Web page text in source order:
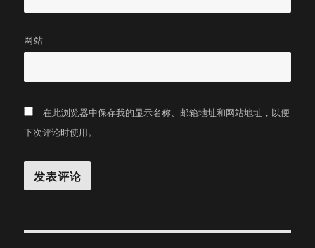
网站
在此浏览器中保存我的显示名称、邮箱地址和网站地址，以便
下次评论时使用。